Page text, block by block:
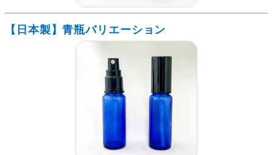
【日本製】青瓶バリエーション